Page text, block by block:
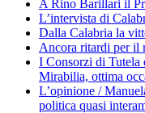
A Rino Barillari il
L’intervista di
Dalla Calabria la
Ancora ritardi per il
I Consorzi di Tutela
Mirabilia, ottima
L’opinione /
politica quasi